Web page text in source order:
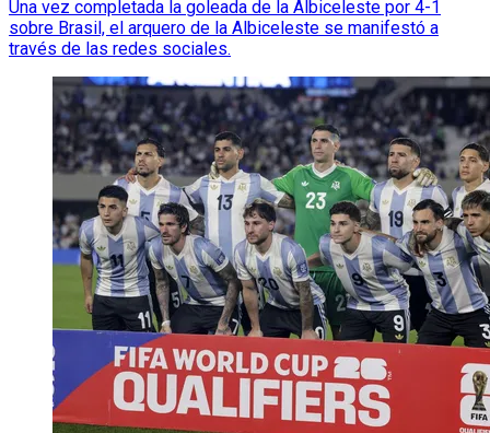
Una vez completada la goleada de la Albiceleste por 4-1
sobre Brasil, el arquero de la Albiceleste se manifestó a
través de las redes sociales.